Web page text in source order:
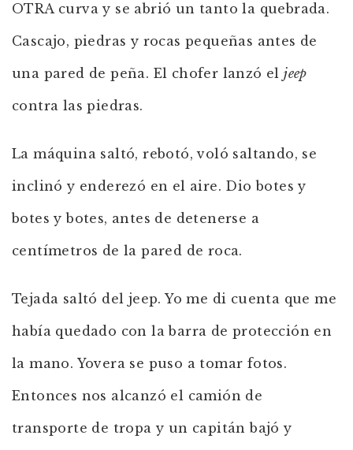
OTRA curva y se abrió un tanto la quebrada.
Cascajo, piedras y rocas pequeñas antes de
una pared de peña. El chofer lanzó eljeep
contra las piedras.
La máquina saltó, rebotó, voló saltando, se
inclinó y enderezó en el aire. Dio botes y
botes y botes, antes de detenerse a
centímetros de la pared de roca.
Tejada saltó del jeep. Yo me di cuenta que me
había quedado con la barra de protección en
la mano. Yovera se puso a tomar fotos.
Entonces nos alcanzó el camión de
transporte de tropa y un capitán bajó y